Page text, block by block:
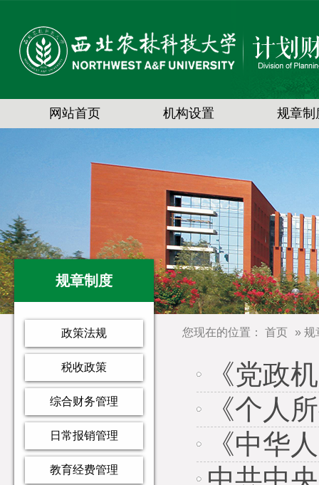
网站首页 机构设置 规章制
规章制度
政策法规
税收政策
综合财务管理
日常报销管理
教育经费管理
您现在的位置： 首页 » 规
《党政
《个人
《中华